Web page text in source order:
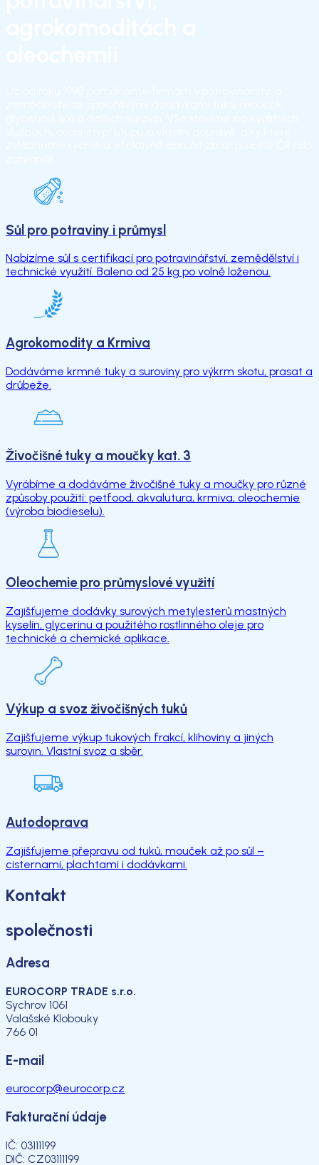
Sůl pro potraviny i průmysl
Nabízíme sůl s certifikací pro potravinářství, zemědělství i
technické využití. Baleno od 25 kg po volně loženou.
Agrokomodity a Krmiva
Dodáváme krmné tuky a suroviny pro výkrm skotu, prasat a
drůbeže.
Živočišné tuky a moučky kat. 3
Vyrábíme a dodáváme živočišné tuky a moučky pro různé
způsoby použití: petfood, akvalutura, krmiva, oleochemie
(výroba biodieselu).
Oleochemie pro průmyslové využití
Zajišťujeme dodávky surových metylesterů mastných
kyselin, glycerinu a použitého rostlinného oleje pro
technické a chemické aplikace.
Výkup a svoz živočišných tuků
Zajišťujeme výkup tukových frakcí, klihoviny a jiných
surovin. Vlastní svoz a sběr.
Autodoprava
Zajišťujeme přepravu od tuků, mouček až po sůl –
cisternami, plachtami i dodávkami.
Kontakt
společnosti
Adresa
EUROCORP TRADE s.r.o.
Sychrov 1061
Valašské Klobouky
766 01
E-mail
eurocorp@eurocorp.cz
Fakturační údaje
IČ: 03111199
DIČ: CZ03111199